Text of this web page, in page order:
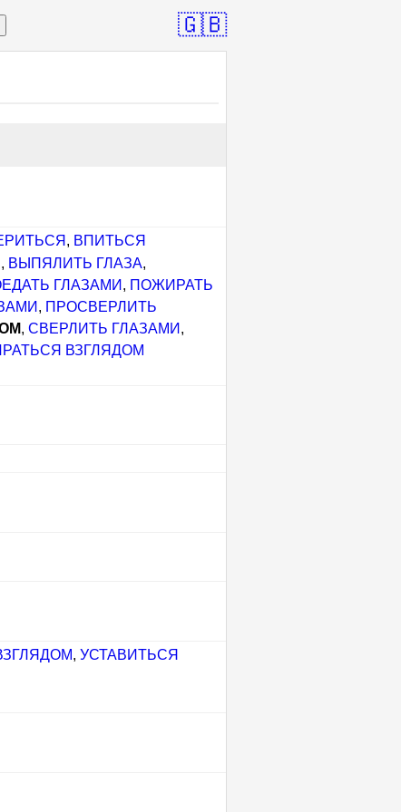
🇬🇧
, ВПИТЬСЯ
, ВЫПЯЛИТЬ ГЛАЗА,
ГЛАЗАМИ , ПОЖИРАТЬ
, ПРОСВЕРЛИТЬ
,СВЕРЛИТЬ ГЛАЗАМИ ,
ВЗГЛЯДОМ
, УСТАВИТЬСЯ